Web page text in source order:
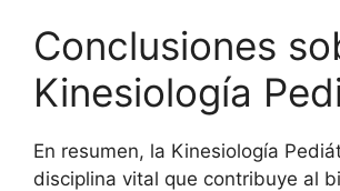
Conclusiones
Kinesiología
En resumen, la Kinesiología
disciplina vital que contribuye al